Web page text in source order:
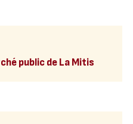
public de La Mitis